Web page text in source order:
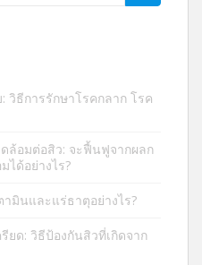
วิธีการรักษาโรคกลาก โรค
ล้อมต่อสิว: จะฟื้นฟูจากผลก
ได้อย่างไร?
มินและแร่ธาตุอย่างไร?
ยด: วิธีป้องกันสิวที่เกิดจาก